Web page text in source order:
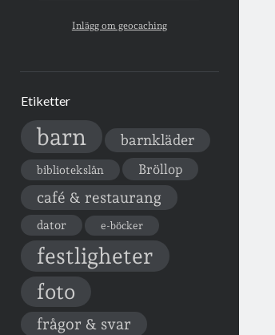
Inlägg om geocaching
Etiketter
barn barnkläder
bibliotekslån Bröllop
café & restaurang
dator e-böcker
festligheter
foto
frågor & svar